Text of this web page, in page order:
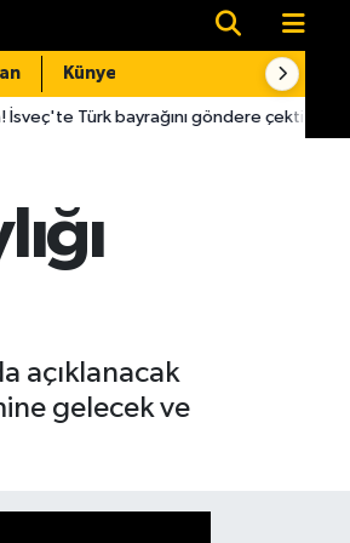
Künye
göndere çektirdi 16:07CHP'li
açıklanacak
gelecek ve